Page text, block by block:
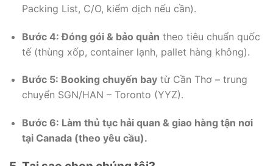
Packing List, C/O, kiểm dịch nếu cần).
Bước 4: Đóng gói & bảo quản theo tiêu chuẩn quốc
tế (thùng xốp, container lạnh, pallet hàng không).
Bước 5: Booking chuyến baytừ Cần Thơ – trung
chuyển SGN/HAN – Toronto (YYZ).
Bước 6: Làm thủ tục hải quan & giao hàng tận nơi
tại Canada (theo yêu cầu).